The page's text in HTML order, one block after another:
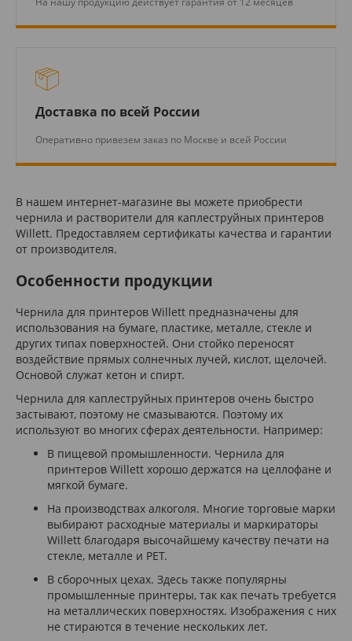
Доставка по всей России
Оперативно привезем заказ по Москве и всей России
В нашем интернет-магазине вы можете приобрести
чернила и растворители для каплеструйных принтеров
Willett. Предоставляем сертификаты качества и гарантии
от производителя.
Особенности продукции
Чернила для принтеров Willett предназначены для
использования на бумаге, пластике, металле, стекле и
других типах поверхностей. Они стойко переносят
воздействие прямых солнечных лучей, кислот, щелочей.
Основой служат кетон и спирт.
Чернила для каплеструйных принтеров очень быстро
застывают, поэтому не смазываются. Поэтому их
используют во многих сферах деятельности. Например:
В пищевой промышленности. Чернила для
принтеров Willett хорошо держатся на целлофане и
мягкой бумаге.
На производствах алкоголя. Многие торговые марки
выбирают расходные материалы и маркираторы
Willett благодаря высочайшему качеству печати на
стекле, металле и PET.
В сборочных цехах. Здесь также популярны
промышленные принтеры, так как печать требуется
на металлических поверхностях. Изображения с них
не стираются в течение нескольких лет.